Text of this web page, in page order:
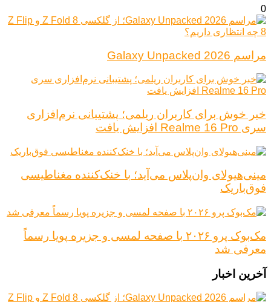
0
مراسم Galaxy Unpacked 2026
خبر خوش برای کاربران ریلمی؛ پشتیبانی نرم‌افزاری
سری Realme 16 Pro افزایش یافت
مینی‌هیولای وان‌پلاس می‌آید؛ با خنک‌کننده مغناطیسی
فوق‌باریک
مک‌بوک پرو ۲۰۲۶ با صفحه لمسی و جزیره پویا رسماً
معرفی شد
آخرین اخبار